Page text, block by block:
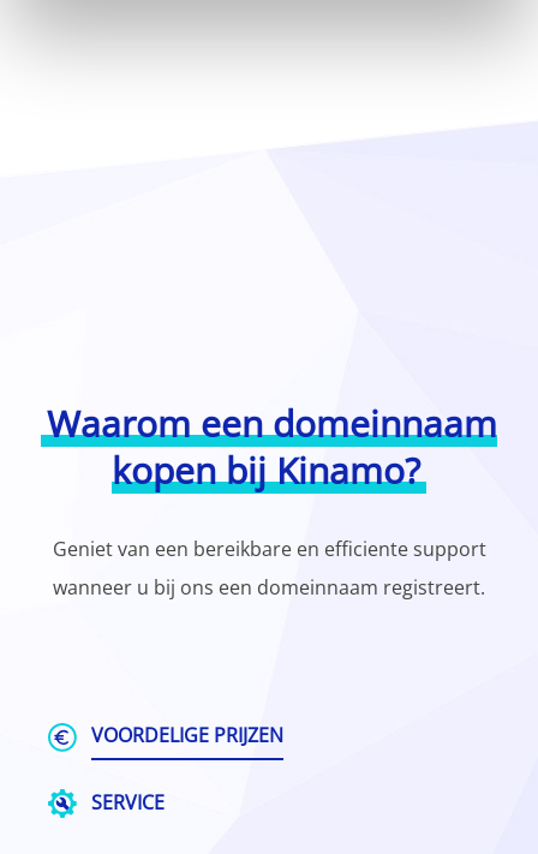
Waarom een domeinnaam
kopen bij Kinamo?
Geniet van een bereikbare en efficiente support
wanneer u bij ons een domeinnaam registreert.
VOORDELIGE PRIJZEN
SERVICE